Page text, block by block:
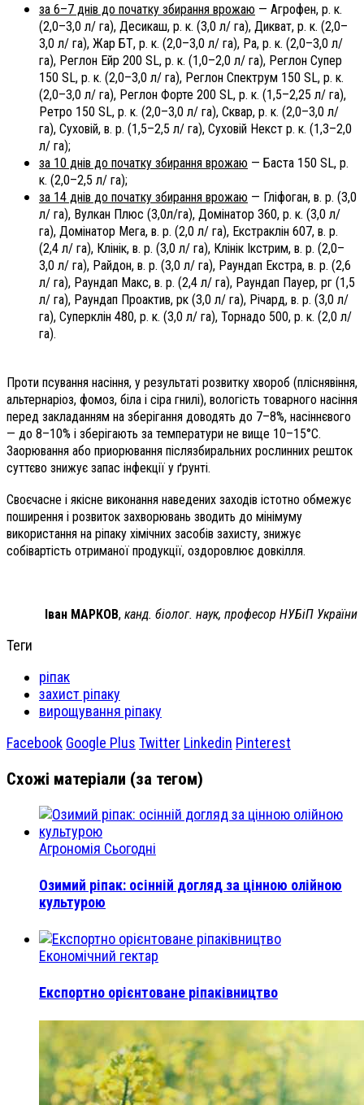
за 6–7 днів до початку збирання врожаю — Агрофен, р. к.
(2,0–3,0 л/ га), Десикаш, р. к. (3,0 л/ га), Дикват, р. к. (2,0–
3,0 л/ га), Жар БТ, р. к. (2,0–3,0 л/ га), Ра, р. к. (2,0–3,0 л/
га), Реглон Ейр 200 SL, р. к. (1,0–2,0 л/ га), Реглон Супер
150 SL, р. к. (2,0–3,0 л/ га), Реглон Спектрум 150 SL, р. к.
(2,0–3,0 л/ га), Реглон Форте 200 SL, р. к. (1,5–2,25 л/ га),
Ретро 150 SL, р. к. (2,0–3,0 л/ га), Сквар, р. к. (2,0–3,0 л/
га), Суховій, в. р. (1,5–2,5 л/ га), Суховій Некст р. к. (1,3–2,0
л/ га);
за 10 днів до початку збирання врожаю — Баста 150 SL, р.
к. (2,0–2,5 л/ га);
за 14 днів до початку збирання врожаю — Гліфоган, в. р. (3,0
л/ га), Вулкан Плюс (3,0л/га), Домінатор 360, р. к. (3,0 л/
га), Домінатор Мега, в. р. (2,0 л/ га), Екстраклін 607, в. р.
(2,4 л/ га), Клінік, в. р. (3,0 л/ га), Клінік Ікстрим, в. р. (2,0–
3,0 л/ га), Райдон, в. р. (3,0 л/ га), Раундап Екстра, в. р. (2,6
л/ га), Раундап Макс, в. р. (2,4 л/ га), Раундап Пауер, рг (1,5
л/ га), Раундап Проактив, рк (3,0 л/ га), Річард, в. р. (3,0 л/
га), Суперклін 480, р. к. (3,0 л/ га), Торнадо 500, р. к. (2,0 л/
га).
Проти псування насіння, у результаті розвитку хвороб (пліснявіння,
альтернаріоз, фомоз, біла і сіра гнилі), вологість товарного насіння
перед закладанням на зберігання доводять до 7–8%, насіннєвого
— до 8–10% і зберігають за температури не вище 10–15°С.
Заорювання або приорювання післязбиральних рослинних решток
суттєво знижує запас інфекції у ґрунті.
Своєчасне і якісне виконання наведених заходів істотно обмежує
поширення і розвиток захворювань зводить до мінімуму
використання на ріпаку хімічних засобів захисту, знижує
собівартість отриманої продукції, оздоровлює довкілля.
Іван МАРКОВ, канд. біолог. наук, професор НУБіП України
Теги
ріпак
захист ріпаку
вирощування ріпаку
Facebook Google Plus Twitter Linkedin Pinterest
Схожі матеріали (за тегом)
Агрономія Сьогодні
Озимий ріпак: осінній догляд за цінною олійною
культурою
Економічний гектар
Експортно орієнтоване ріпаківництво